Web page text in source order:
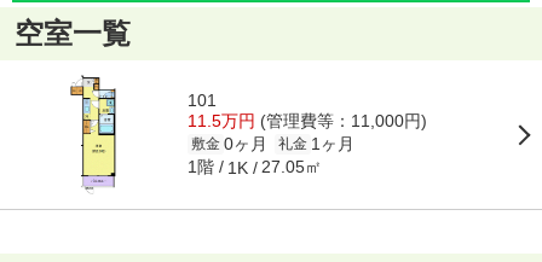
空室一覧
101
11.5万円 (管理費等：11,000円)
敷金 0ヶ月 礼金 1ヶ月
1階 1K 27.05㎡